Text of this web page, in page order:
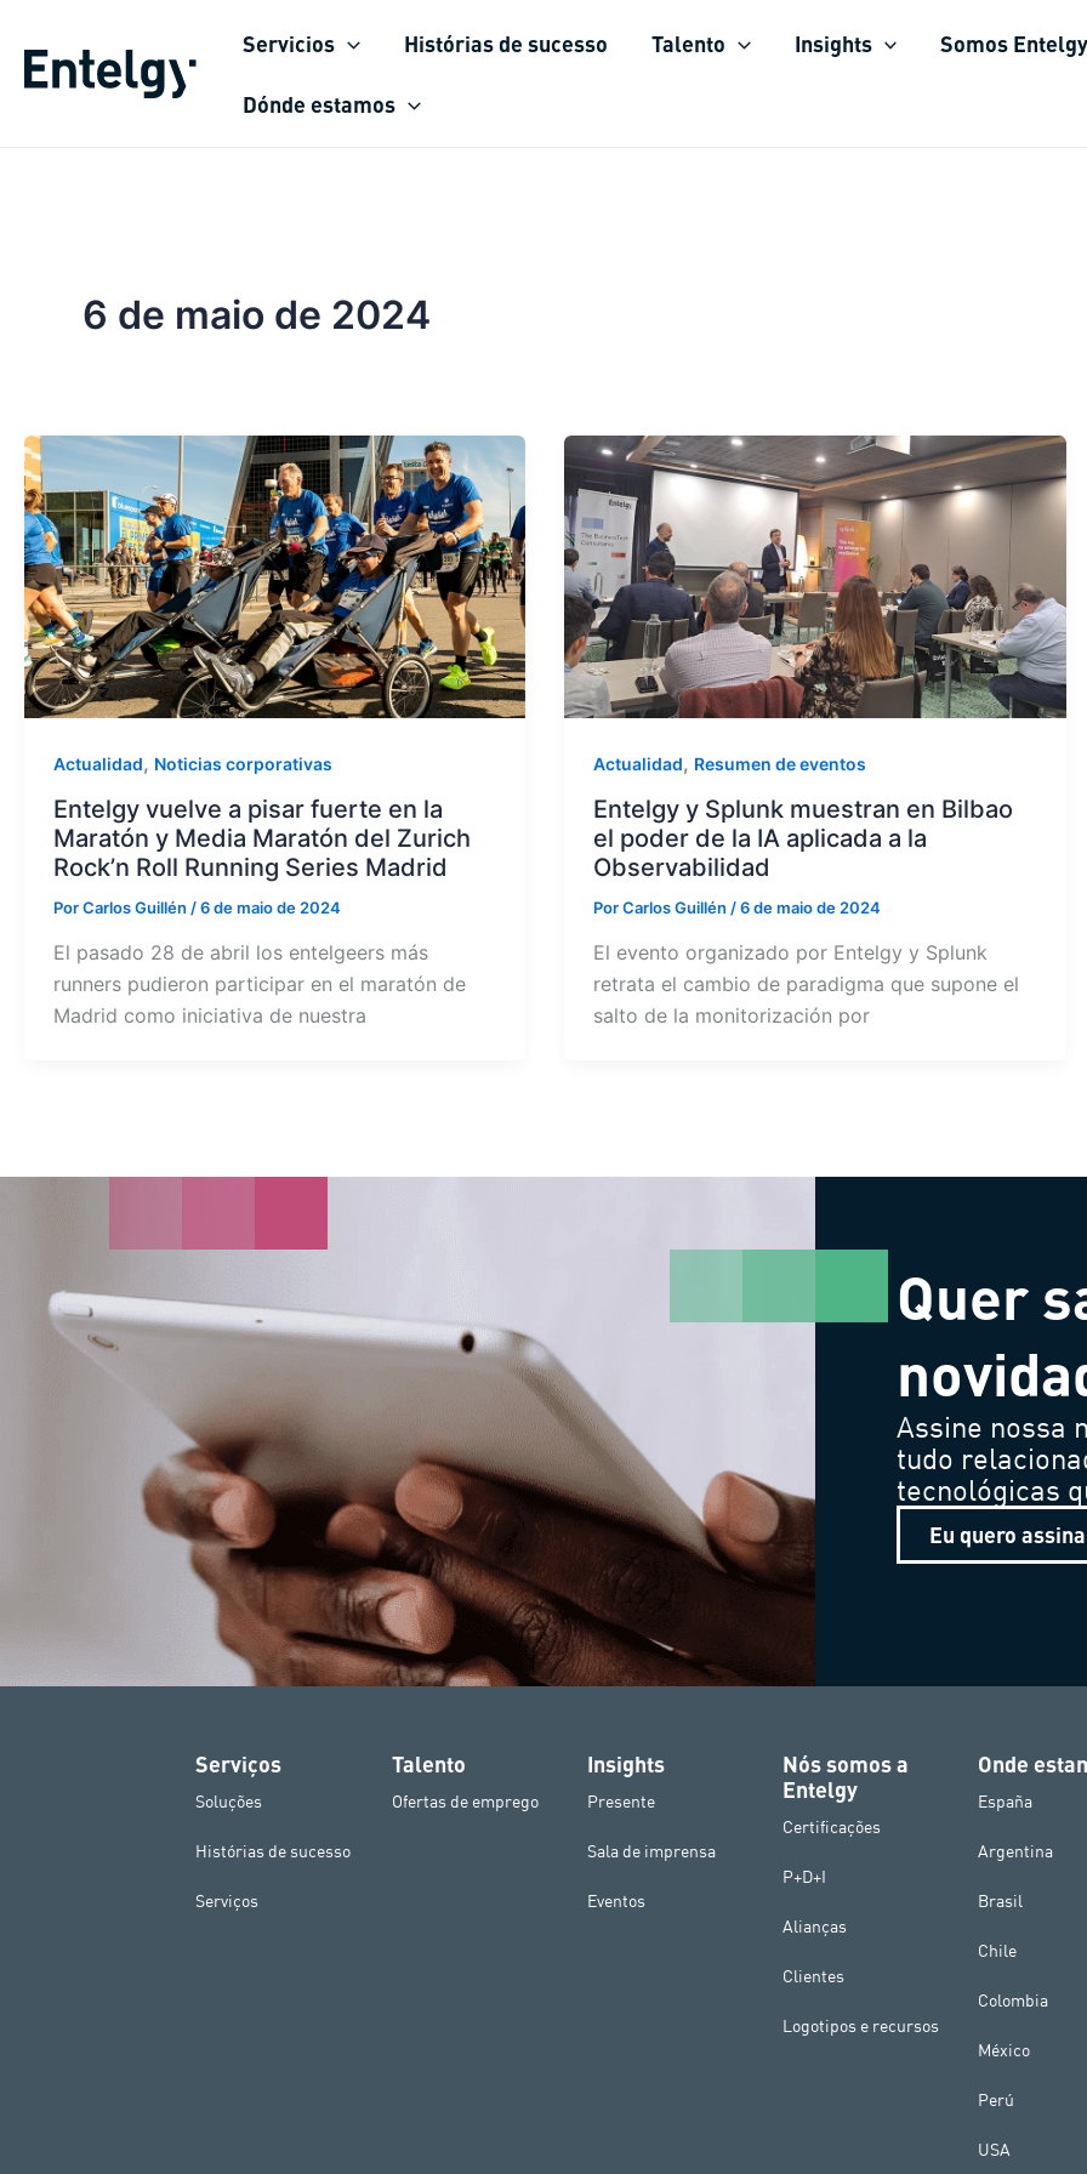
para
Servicios Histórias de sucesso Talento Insights Somos Entelgy
Dónde estamos
6 de maio de 2024
Actualidad, Noticias corporativas
Entelgy vuelve a pisar fuerte en la
Maratón y Media Maratón del Zurich
Rock’n Roll Running Series Madrid
PorCarlos Guillén /6 de maio de 2024
El pasado 28 de abril los entelgeers más
runners pudieron participar en el maratón de
Madrid como iniciativa de nuestra
Actualidad, Resumen de eventos
Entelgy y Splunk muestran en Bilbao
el poder de la IA aplicada a la
Observabilidad
PorCarlos Guillén /6 de maio de 2024
El evento organizado por Entelgy y Splunk
retrata el cambio de paradigma que supone el
salto de la monitorización por
Quer
Assine nossa
tudo
tecnológicas
Eu quero
Serviços
Soluções
Histórias de sucesso
Serviços
Talento
Ofertas de emprego
Insights
Presente
Sala de imprensa
Eventos
Nós somos a
Entelgy
Certificações
P+D+I
Alianças
Clientes
Logotipos e recursos
Onde
España
Argentina
Brasil
Chile
Colombia
México
Perú
USA